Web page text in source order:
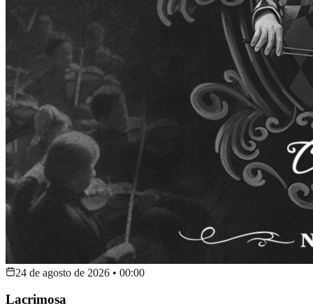
24 de agosto de 2026 • 00:00
Lacrimosa